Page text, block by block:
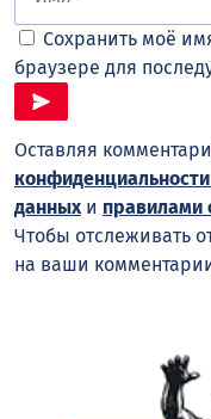
Сохранить моё
браузере для
Оставляя
данныхи правилами
Чтобы отслеживать
на ваши